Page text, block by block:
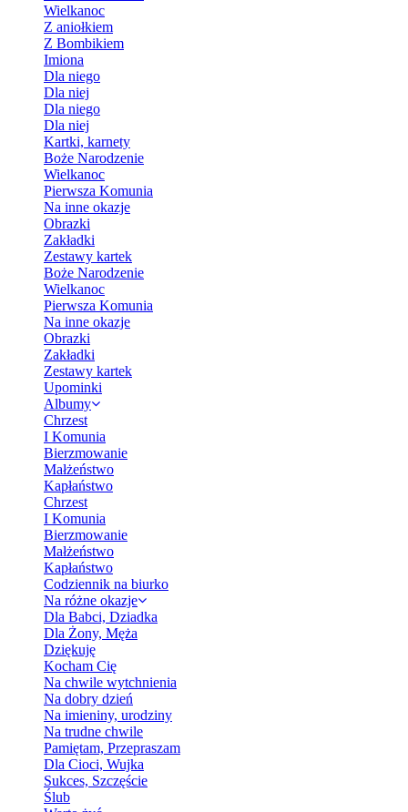
Wielkanoc
Z aniołkiem
Z Bombikiem
Imiona
Dla niego
Dla niej
Dla niego
Dla niej
Kartki, karnety
Boże Narodzenie
Wielkanoc
Pierwsza Komunia
Na inne okazje
Obrazki
Zakładki
Zestawy kartek
Boże Narodzenie
Wielkanoc
Pierwsza Komunia
Na inne okazje
Obrazki
Zakładki
Zestawy kartek
Upominki
Albumy
Chrzest
I Komunia
Bierzmowanie
Małżeństwo
Kapłaństwo
Chrzest
I Komunia
Bierzmowanie
Małżeństwo
Kapłaństwo
Codziennik na biurko
Na różne okazje
Dla Babci, Dziadka
Dla Żony, Męża
Dziękuję
Kocham Cię
Na chwile wytchnienia
Na dobry dzień
Na imieniny, urodziny
Na trudne chwile
Pamiętam, Przepraszam
Dla Cioci, Wujka
Sukces, Szczęście
Ślub